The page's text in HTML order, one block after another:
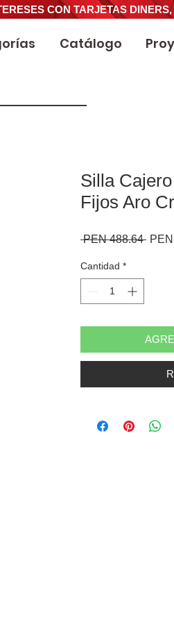
CON TARJETAS
Catálogo
Silla
Fijos Aro
PEN 488.64
Cantidad *